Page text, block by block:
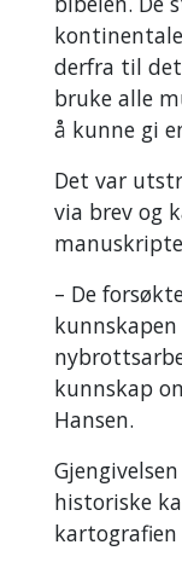
derfra til
bruke alle
å kunne gi
Det var
via brev og
– De
kunnskap
Hansen.
historiske